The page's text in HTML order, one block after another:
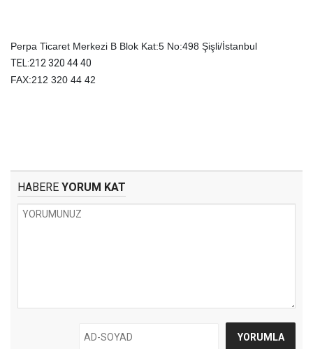
Perpa Ticaret Merkezi B Blok Kat:5 No:498 Şişli/İstanbul
TEL:212 320 44 40
FAX:212 320 44 42
HABERE YORUM KAT